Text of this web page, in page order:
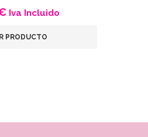
Iva Incluido
PRODUCTO